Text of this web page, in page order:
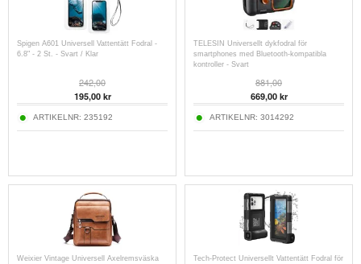
Spigen A601 Universell Vattentätt Fodral -
6.8" - 2 St. - Svart / Klar
242,00
195,00kr
ARTIKELNR: 235192
TELESIN Universellt dykfodral för
smartphones med Bluetooth-kompatibla
kontroller - Svart
881,00
669,00kr
ARTIKELNR: 3014292
Weixier Vintage Universell Axelremsväska
Tech-Protect Universellt Vattentätt Fodral för